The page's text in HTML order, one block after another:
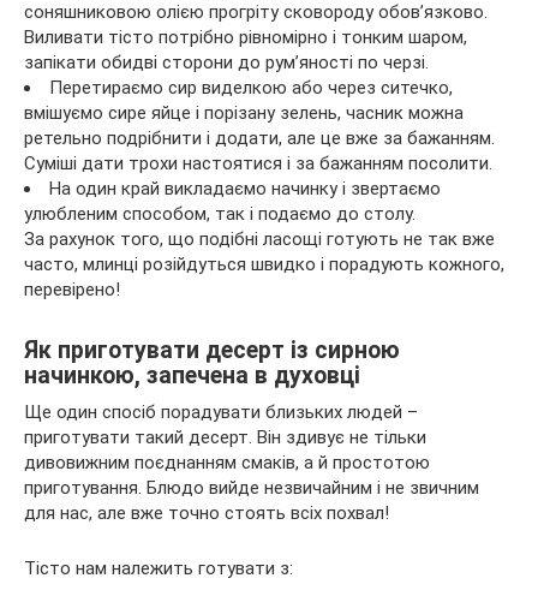
соняшниковою олією прогріту сковороду обов’язково.
Виливати тісто потрібно рівномірно і тонким шаром,
запікати обидві сторони до рум’яності по черзі.
Перетираємо сир виделкою або через ситечко,
вмішуємо сире яйце і порізану зелень, часник можна
ретельно подрібнити і додати, але це вже за бажанням.
Суміші дати трохи настоятися і за бажанням посолити.
На один край викладаємо начинку і звертаємо
улюбленим способом, так і подаємо до столу.
За рахунок того, що подібні ласощі готують не так вже
часто, млинці розійдуться швидко і порадують кожного,
перевірено!
Як приготувати десерт із сирною
начинкою, запечена в духовці
Ще один спосіб порадувати близьких людей –
приготувати такий десерт. Він здивує не тільки
дивовижним поєднанням смаків, а й простотою
приготування. Блюдо вийде незвичайним і не звичним
для нас, але вже точно стоять всіх похвал!
Тісто нам належить готувати з: